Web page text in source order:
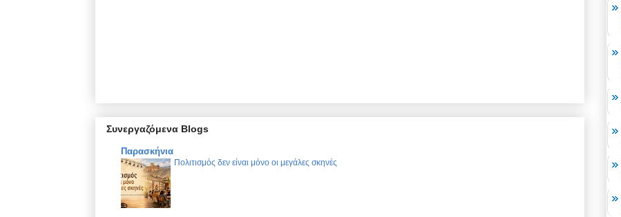
Συνεργαζόμενα Blogs
Παρασκήνια
Πολιτισμός δεν είναι μόνο οι μεγάλες σκηνές